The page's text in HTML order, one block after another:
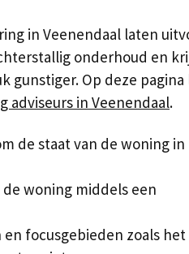
in Veenendaal laten
onderhoud en
Op deze
adviseurs in Veenendaal.
de staat van de woning in
woning middels een
focusgebieden zoals het